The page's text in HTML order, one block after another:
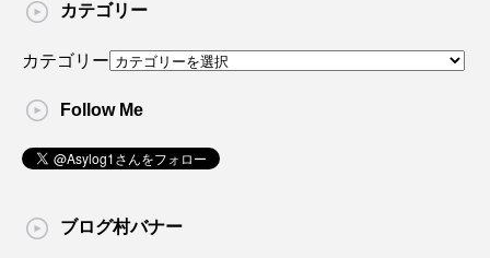
カテゴリー
カテゴリー
Follow Me
ブログ村バナー